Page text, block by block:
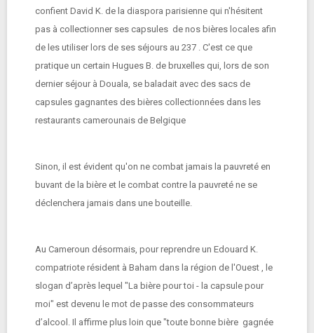
confient David K. de la diaspora parisienne qui n'hésitent
pas à collectionner ses capsules de nos bières locales afin
de les utiliser lors de ses séjours au 237 . C'est ce que
pratique un certain Hugues B. de bruxelles qui, lors de son
dernier séjour à Douala, se baladait avec des sacs de
capsules gagnantes des bières collectionnées dans les
restaurants camerounais de Belgique
Sinon, il est évident qu'on ne combat jamais la pauvreté en
buvant de la bière et le combat contre la pauvreté ne se
déclenchera jamais dans une bouteille.
Au Cameroun désormais, pour reprendre un Edouard K.
compatriote résident à Baham dans la région de l'Ouest , le
slogan d’après lequel "La bière pour toi - la capsule pour
moi" est devenu le mot de passe des consommateurs
d’alcool. Il affirme plus loin que "toute bonne bière gagnée